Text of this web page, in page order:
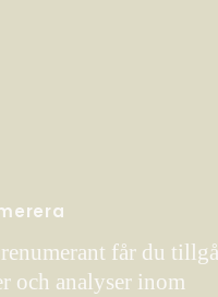
får du
och analyser inom